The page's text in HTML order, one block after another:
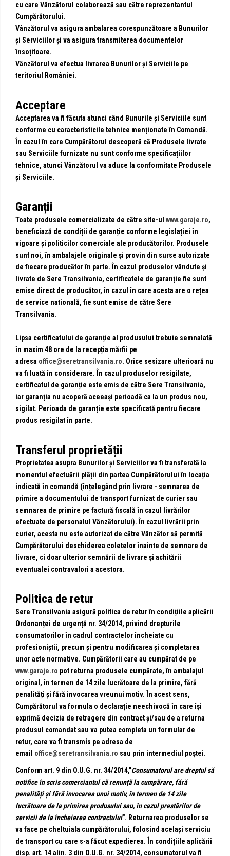
cu care Vânzătorul colaborează sau către reprezentantul
Cumpărătorului.
Vânzătorul va asigura ambalarea corespunzătoare a Bunurilor
și Serviciilor și va asigura transmiterea documentelor
însoțitoare.
Vânzătorul va efectua livrarea Bunurilor și Serviciile pe
teritoriul României.
Acceptare
Acceptarea va fi făcuta atunci când Bunurile și Serviciile sunt
conforme cu caracteristicile tehnice menționate în Comandă.
În cazul în care Cumpărătorul descoperă că Produsele livrate
sau Serviciile furnizate nu sunt conforme specificațiilor
tehnice, atunci Vânzătorul va aduce la conformitate Produsele
și Serviciile.
Garanții
Toate produsele comercializate de către site-ul www.garaje.ro,
beneficiază de condiții de garanție conforme legislației în
vigoare și politicilor comerciale ale producătorilor. Produsele
sunt noi, în ambalajele originale și provin din surse autorizate
de fiecare producător în parte. În cazul produselor vândute și
livrate de Sere Transilvania, certificatele de garanție fie sunt
emise direct de producător, în cazul în care acesta are o rețea
de service natională, fie sunt emise de către Sere
Transilvania.
Lipsa certificatului de garanție al produsului trebuie semnalată
în maxim 48 ore de la recepția mărfii pe
adresa office@seretransilvania.ro. Orice sesizare ulterioară nu
va fi luată în considerare. În cazul produselor resigilate,
certificatul de garanție este emis de către Sere Transilvania,
iar garanția nu acoperă aceeași perioadă ca la un produs nou,
sigilat. Perioada de garanție este specificată pentru fiecare
produs resigilat în parte.
Transferul proprietății
Proprietatea asupra Bunurilor și Serviciilor va fi transferată la
momentul efectuării plății din partea Cumpărătorului în locația
indicată în comandă (înțelegând prin livrare - semnarea de
primire a documentului de transport furnizat de curier sau
semnarea de primire pe factură fiscală în cazul livrărilor
efectuate de personalul Vânzătorului). În cazul livrării prin
curier, acesta nu este autorizat de către Vânzător să permită
Cumpărătorului deschiderea coletelor înainte de semnare de
livrare, ci doar ulterior semnării de livrare și achitării
eventualei contravalori a acestora.
Politica de retur
Sere Transilvania asigură politica de retur în condițiile aplicării
Ordonanței de urgență nr. 34/2014, privind drepturile
consumatorilor în cadrul contractelor încheiate cu
profesioniștii, precum și pentru modificarea și completarea
unor acte normative. Cumpărătorii care au cumpărat de pe
www.garaje.ro pot returna produsele cumpărate, în ambalajul
original, în termen de 14 zile lucrătoare de la primire, fără
penalități și fără invocarea vreunui motiv. În acest sens,
Cumpărătorul va formula o declarație neechivocă în care își
exprimă decizia de retragere din contract și/sau de a returna
produsul comandat sau va putea completa un formular de
retur, care va fi transmis pe adresa de
email office@seretransilvania.ro sau prin intermediul poștei.
Conform art. 9 din O.U.G. nr. 34/2014,"Consumatorul are dreptul să
notifice în scris comerciantul că renunță la cumpărare, fără
penalități și fără invocarea unui motiv, în termen de 14 zile
lucrătoare de la primirea produsului sau, în cazul prestărilor de
servicii de la încheierea contractului". Returnarea produselor se
va face pe cheltuiala cumpărătorului, folosind același serviciu
de transport cu care s-a făcut expedierea. În condițiile aplicării
disp. art. 14 alin. 3 din O.U.G. nr. 34/2014, consumatorul va fi